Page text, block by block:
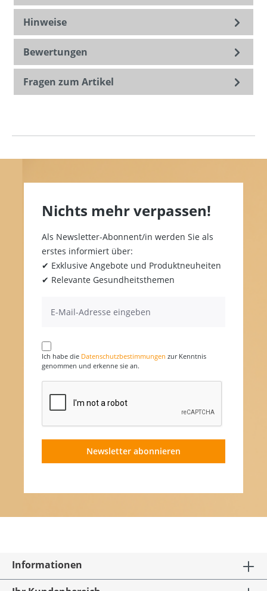
Hinweise
Bewertungen
Fragen zum Artikel
Nichts mehr verpassen!
Als Newsletter-Abonnent/in werden Sie als
erstes informiert über:
✔ Exklusive Angebote und Produktneuheiten
✔ Relevante Gesundheitsthemen
Ich habe die Datenschutzbestimmungen zur Kenntnis
genommen und erkenne sie an.
Newsletter abonnieren
Informationen